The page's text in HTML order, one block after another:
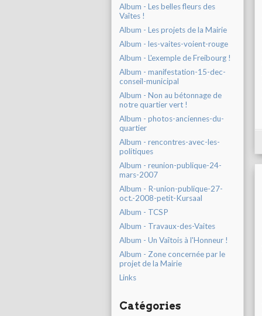
Album - Les belles fleurs des
Vaîtes !
Album - Les projets de la Mairie
Album - les-vaites-voient-rouge
Album - L'exemple de Freibourg !
Album - manifestation-15-dec-
conseil-municipal
Album - Non au bétonnage de
notre quartier vert !
Album - photos-anciennes-du-
quartier
Album - rencontres-avec-les-
politiques
Album - reunion-publique-24-
mars-2007
Album - R-union-publique-27-
oct.-2008-petit-Kursaal
Album - TCSP
Album - Travaux-des-Vaites
Album - Un Vaîtois à l'Honneur !
Album - Zone concernée par le
projet de la Mairie
Links
Catégories